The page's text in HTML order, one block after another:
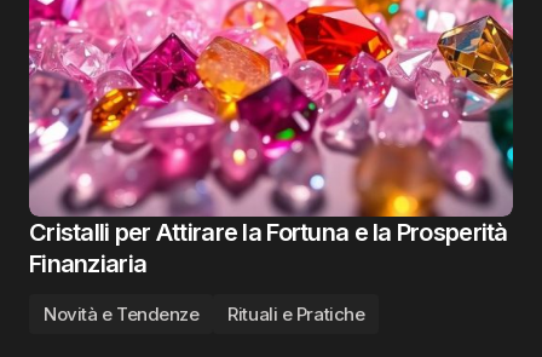
Cristalli per Attirare la Fortuna e la Prosperità
Finanziaria
Novità e Tendenze Rituali e Pratiche